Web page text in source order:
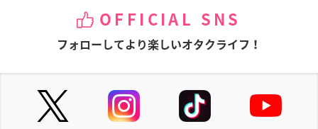
OFFICIAL SNS
フォローしてより楽しいオタクライフ！